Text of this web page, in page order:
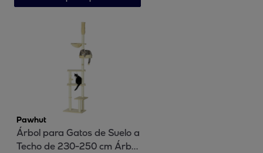
Pawhut
Árbol para Gatos de Suelo a
Techo de 230-250 cm Árbol